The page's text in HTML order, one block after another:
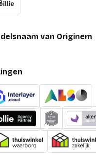
van Originem